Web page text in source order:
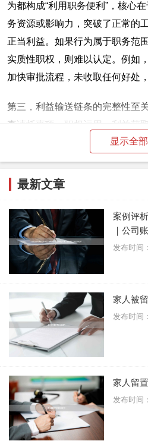
为都构成“利用职务便利”，核心
务资源或影响力，突破了正常的
正当利益。如果行为属于职务范
实质性职权，则难以认定。例如
加快审批流程，未收取任何好处
第三，利益输送链条的完整性至
查请托事项、职权运用、利益获
据证明行为人明确知悉请托事项
帮助、创造条件或排除障碍，同
不正当利益。缺乏任一环节的充
二、常见争议焦点与辩护空间
在实务中，辩护律师常从以下几
便利”的认定：
1. 职权关联性质疑：论证行为与
人人情往来，未动用公务职权。
朋友提供建议，未使用单位资源
越职权范围，或属于情节显著轻
分违规与犯罪的界限。
显示全部
最新文章
案例评
｜公司
发布时间
家人被
发布时间
家人留
发布时间